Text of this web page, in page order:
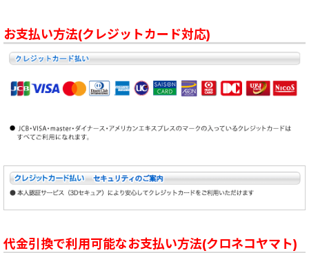
お支払い方法(クレジットカード対応)
代金引換で利用可能なお支払い方法(クロネコヤマト)